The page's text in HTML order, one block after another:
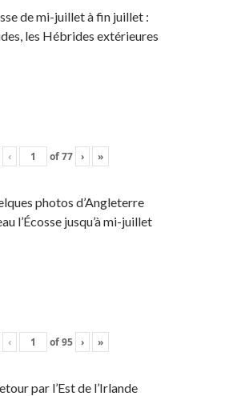
de mi-juillet à fin juillet :
les Hébrides extérieures
‹ of77 › »
photos d’Angleterre
l’Écosse jusqu’à mi-juillet
‹ of95 › »
par l’Est de l’Irlande